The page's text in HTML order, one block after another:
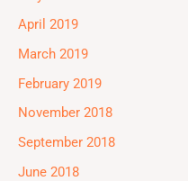
April 2019
March 2019
February 2019
November 2018
September 2018
June 2018